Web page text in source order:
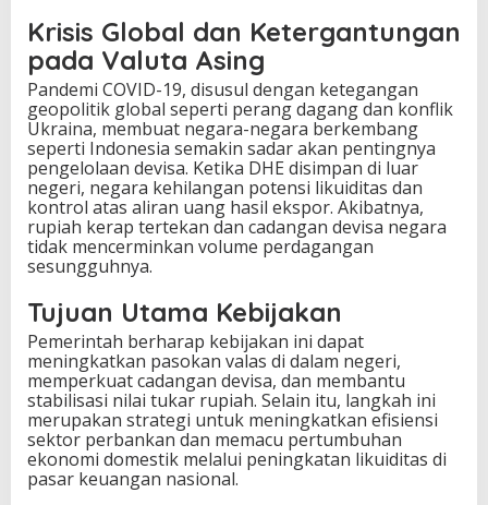
a
r
a
Krisis Global dan Ketergantungan
pada Valuta Asing
Pandemi COVID-19, disusul dengan ketegangan
geopolitik global seperti perang dagang dan konflik
Ukraina, membuat negara-negara berkembang
seperti Indonesia semakin sadar akan pentingnya
pengelolaan devisa. Ketika DHE disimpan di luar
negeri, negara kehilangan potensi likuiditas dan
kontrol atas aliran uang hasil ekspor. Akibatnya,
rupiah kerap tertekan dan cadangan devisa negara
tidak mencerminkan volume perdagangan
sesungguhnya.
Tujuan Utama Kebijakan
Pemerintah berharap kebijakan ini dapat
meningkatkan pasokan valas di dalam negeri,
memperkuat cadangan devisa, dan membantu
stabilisasi nilai tukar rupiah. Selain itu, langkah ini
merupakan strategi untuk meningkatkan efisiensi
sektor perbankan dan memacu pertumbuhan
ekonomi domestik melalui peningkatan likuiditas di
pasar keuangan nasional.